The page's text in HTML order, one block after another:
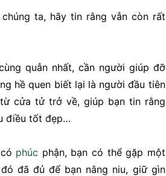
ta, hãy tin rằng vẫn còn rất
quẫn nhất, cần người giúp đỡ
hề quen biết lại là người đầu tiên
cửa tử trở về, giúp bạn tin rằng
điều tốt đẹp…
phúc phận, bạn có thể gặp một
đã đủ để bạn nâng niu, giữ gìn